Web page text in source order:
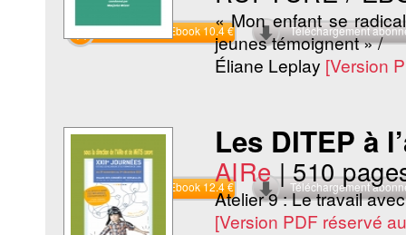
Commander l'Ebook 10.4 € Téléchargement
« Mon enfant se
jeunes témoignent » /
Éliane Leplay [Version
Commander l'Ebook 12.4 € Téléchargement
Les DITEP à
AIRe |510
Atelier 9 : Le travail
[Version PDF réservé